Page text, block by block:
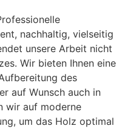
nachhaltig, vielseitig
unsere Arbeit nicht
Wir bieten Ihnen eine
des
auf Wunsch auch in
wir auf moderne
um das Holz optimal